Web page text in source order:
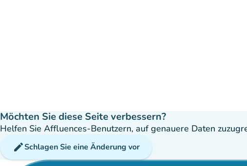
Möchten Sie diese Seite verbessern?
Helfen Sie Affluences-Benutzern, auf genauere Daten
editSchlagen Sie eine Änderung vor